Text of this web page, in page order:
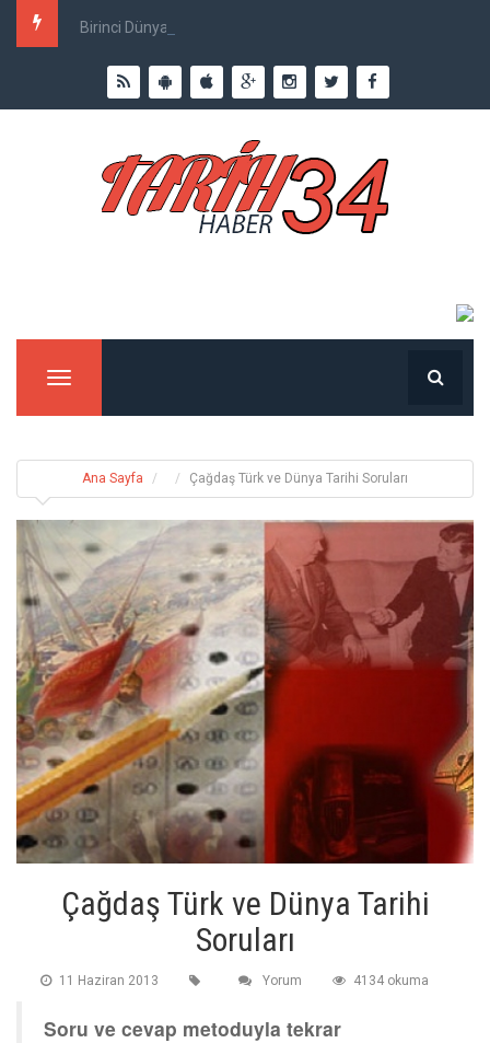
Birinci Dünya Savaşı`nda Ne Kadar İnsan Öldü?
Menu
Ana Sayfa Çağdaş Türk ve Dünya Tarihi Soruları
Çağdaş Türk ve Dünya Tarihi
Soruları
11 Haziran 2013 Yorum 4134 okuma
Soru ve cevap metoduyla tekrar